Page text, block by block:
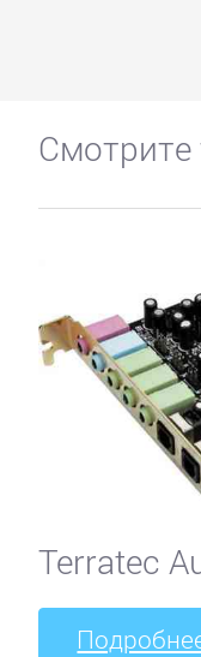
Смотрите
Terratec